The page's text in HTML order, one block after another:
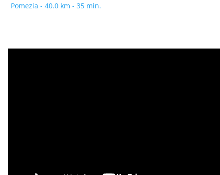
Pomezia - 40.0 km - 35 min.